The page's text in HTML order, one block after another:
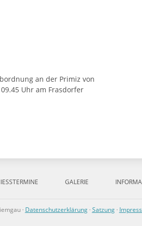
an der Primiz von
Uhr am Frasdorfer
GALERIE
· Datenschutzerklärung· Satzung·